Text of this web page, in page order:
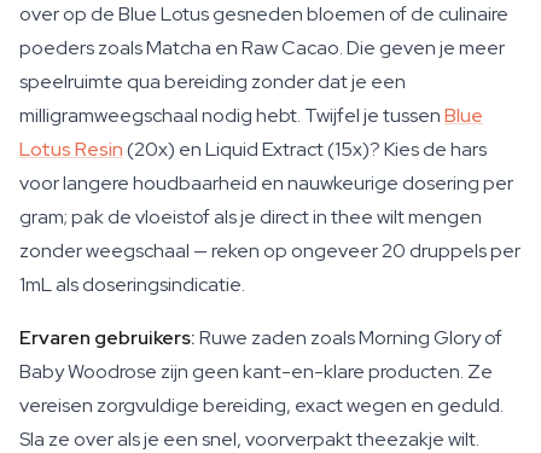
over op de Blue Lotus gesneden bloemen of de culinaire
poeders zoals Matcha en Raw Cacao. Die geven je meer
speelruimte qua bereiding zonder dat je een
milligramweegschaal nodig hebt. Twijfel je tussenBlue
Lotus Resin(20x) en Liquid Extract (15x)? Kies de hars
voor langere houdbaarheid en nauwkeurige dosering per
gram; pak de vloeistof als je direct in thee wilt mengen
zonder weegschaal — reken op ongeveer 20 druppels per
1mL als doseringsindicatie.
Ervaren gebruikers:Ruwe zaden zoals Morning Glory of
Baby Woodrose zijn geen kant-en-klare producten. Ze
vereisen zorgvuldige bereiding, exact wegen en geduld.
Sla ze over als je een snel, voorverpakt theezakje wilt.